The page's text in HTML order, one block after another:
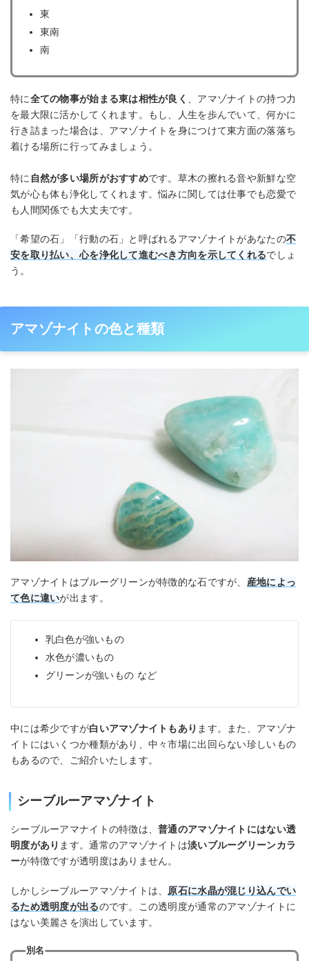
東
東南
南
特に全ての物事が始まる東は相性が良く
、アマゾナイトの持つ力
を最大限に活かしてくれます。もし、人生を歩んでいて、何かに
行き詰まった場合は、アマゾナイトを身につけて東方面の落落ち
着ける場所に行ってみましょう。
特に 自然が多い場所がおすすめです。草木の擦れる音や新鮮な空
気が心も体も浄化してくれます。悩みに関しては仕事でも恋愛で
も人間関係でも大丈夫です。
「希望の石」「行動の石」と呼ばれるアマゾナイトがあなたの不
安を取り払い、心を浄化して進むべき方向を示してくれるでしょ
う。
アマゾナイトの色と種類
アマゾナイトはブルーグリーンが特徴的な石ですが、 産地によっ
て色に違いが出ます。
乳白色が強いもの
水色が濃いもの
グリーンが強いもの など
中には希少ですが白いアマゾナイトもあり ます。また、アマゾナ
イトにはいくつか種類があり、中々市場に出回らない珍しいもの
もあるので、ご紹介いたします。
シーブルーアマゾナイト
シーブルーアマナイトの特徴は、普通のアマゾナイトにはない透
明度があり ます。通常のアマゾナイトは淡いブルーグリーンカラ
ーが特徴ですが透明度はありません。
しかしシーブルーアマゾナイトは、 原石に水晶が混じり込んでい
るため透明度が出るのです。この透明度が通常のアマゾナイトに
はない美麗さを演出しています。
別名